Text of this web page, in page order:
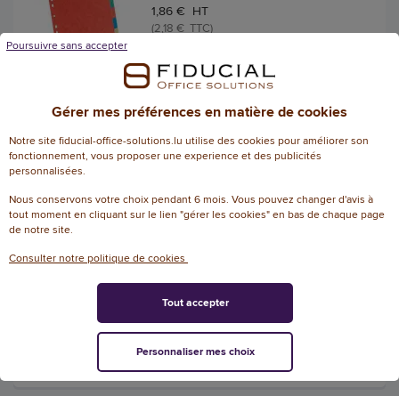
1,86 € HT
(2,18 € TTC)
AJOUTER
jeu d'intercalaires avec
sommaire FIDUCIAL - Carte
plastifiés
5/5-
3,62 € HT
(4,24 € TTC)
EN STOCK, LIVRÉ EN 24/48H
Gérer mes préférences en matière de cookies
Notre site fiducial-office-solutions.lu utilise des cookies pour améliorer son
fonctionnement, vous proposer une experience et des publicités
personnalisées.
Nous conservons votre choix pendant 6 mois. Vous pouvez changer d'avis à
tout moment en cliquant sur le lien "gérer les cookies" en bas de chaque page
de notre site.
Consulter notre politique de cookies
Poursuivre sans accepter
Personnaliser mes choix
Tout accepter